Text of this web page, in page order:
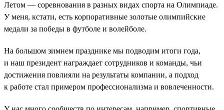
Летом — соревнования в разных видах спорта на Олимпиаде.
У меня, кстати, есть корпоративные золотые олимпийские
медали за победы в футболе и волейболе.
На большом зимнем празднике мы подводим итоги года,
и наш президент награждает сотрудников и команды, чьи
достижения повлияли на результаты компании, а подход
к работе стал примером профессионализма и вовлеченности.